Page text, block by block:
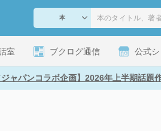
室 ブクログ通信 公式
ジャパンコラボ企画】2026年上半期話題